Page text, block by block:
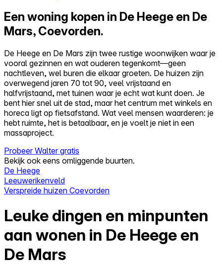
Zelf kopen
Reviews
Prijzen
Log in
Probeer Walter gratis
Een woning kopen in De Heege en De
Mars, Coevorden.
De Heege en De Mars zijn twee rustige woonwijken waar je
vooral gezinnen en wat ouderen tegenkomt—geen
nachtleven, wel buren die elkaar groeten. De huizen zijn
overwegend jaren 70 tot 90, veel vrijstaand en
halfvrijstaand, met tuinen waar je echt wat kunt doen. Je
bent hier snel uit de stad, maar het centrum met winkels en
horeca ligt op fietsafstand. Wat veel mensen waarderen: je
hebt ruimte, het is betaalbaar, en je voelt je niet in een
massaproject.
Probeer Walter gratis
Bekijk ook eens omliggende buurten.
De Heege
Leeuwerikenveld
Verspreide huizen Coevorden
Leuke dingen en minpunten
aan wonen in De Heege en
De Mars